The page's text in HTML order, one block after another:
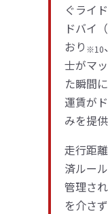
ぐライ
ドバイ
おり ※10
士がマ
た瞬間
運賃が
みを提
走行距
済ルー
管理さ
を介さ